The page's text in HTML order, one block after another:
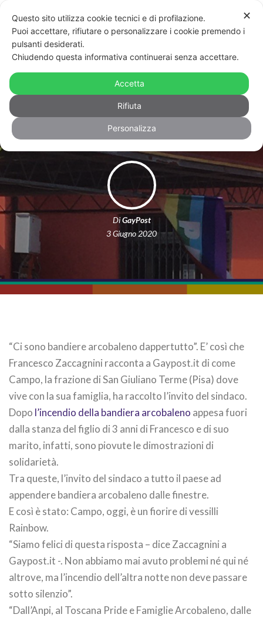
Campo (Pisa): dopo l’incendio alla
bandiera rainbow, il paese si tinge
d’arcobaleno
DiGayPost
3 Giugno 2020
“Ci sono bandiere arcobaleno dappertutto”. E’ così che
Francesco Zaccagnini racconta a Gaypost.it di come
Campo, la frazione di San Giuliano Terme (Pisa) dove
vive con la sua famiglia, ha raccolto l’invito del sindaco.
Dopo l’incendio della bandiera arcobaleno appesa fuori
dalla stanza del figlio di 3 anni di Francesco e di suo
marito, infatti, sono piovute le dimostrazioni di
solidarietà.
Tra queste, l’invito del sindaco a tutto il paese ad
appendere bandiera arcobaleno dalle finestre.
E così è stato: Campo, oggi, è un fiorire di vessilli
Rainbow.
“Siamo felici di questa risposta – dice Zaccagnini a
Gaypost.it -. Non abbiamo mai avuto problemi né qui né
altrove, ma l’incendio dell’altra notte non deve passare
sotto silenzio”.
“Dall’Anpi, al Toscana Pride e Famiglie Arcobaleno, dalle
✕
Questo sito utilizza cookie tecnici e di profilazione.
Puoi accettare, rifiutare o personalizzare i cookie premendo i
pulsanti desiderati.
Chiudendo questa informativa continuerai senza accettare.
Accetta
Rifiuta
Personalizza